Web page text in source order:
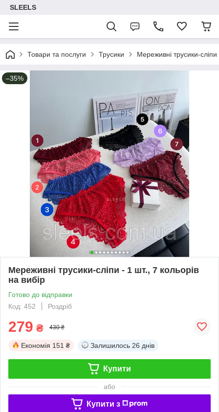
SLEELS
Товари та послуги Трусики Мереживні трусики-
–35%
Мереживні трусики-сліпи - 1 шт., 7 кольорів
на вибір
Готово до відправки
Код: 452
Роздріб
279 ₴ 430 ₴
Економія 151 ₴ Залишилось 26 днів
Купити
або
Купити з